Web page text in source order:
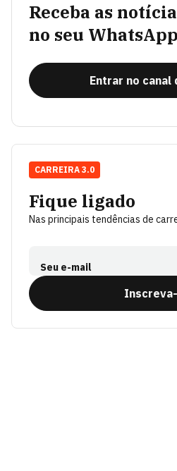
Receba as
no seu WhatsApp
Entrar no canal
Fique ligado
Nas principais tendências de
Seu e-mail
CARREIRA 3.0